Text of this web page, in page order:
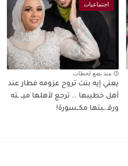
اجتماعيات
منذ بضع لحظات
يعني إيه بنت تروح عزومه فطار عند
أهل خطيبها .. ترجع لأهلها ميــ ـته
ورقـ.ـبتها مكــسورة!